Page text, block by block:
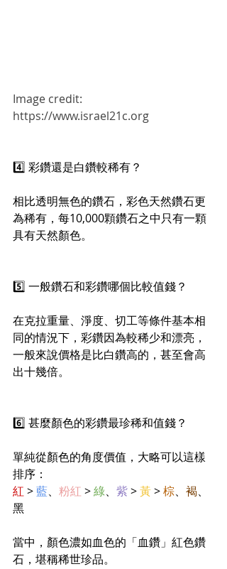
Image credit:
https://www.israel21c.org
4️⃣ 彩鑽還是白鑽較稀有？
相比透明無色的鑽石，彩色天然鑽石更
為稀有，每10,000顆鑽石之中只有一顆
具有天然顏色。
5️⃣ 一般鑽石和彩鑽哪個比較值錢？
在克拉重量、淨度、切工等條件基本相
同的情況下，彩鑽因為較稀少和漂亮，
一般來說價格是比白鑽高的，甚至會高
出十幾倍。
6️⃣ 甚麼顏色的彩鑽最珍稀和值錢？
單純從顏色的角度價值，大略可以這樣
排序：
紅 > 藍、 粉紅 > 綠、 紫 > 黃 > 棕、 褐、
黑
當中，顏色濃如血色的「血鑽」紅色鑽
石，堪稱稀世珍品。